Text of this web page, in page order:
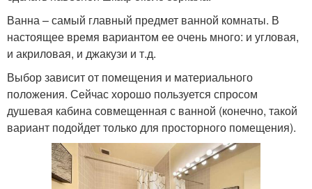
Ванна – самый главный предмет ванной комнаты. В
настоящее время вариантом ее очень много: и угловая,
и акриловая, и джакузи и т.д.
Выбор зависит от помещения и материального
положения. Сейчас хорошо пользуется спросом
душевая кабина совмещенная с ванной (конечно, такой
вариант подойдет только для просторного помещения).